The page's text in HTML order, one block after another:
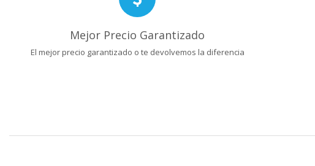
Mejor Precio Garantizado
El mejor precio garantizado o te devolvemos la diferencia